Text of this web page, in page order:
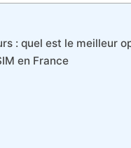
: quel est le meilleur
en France